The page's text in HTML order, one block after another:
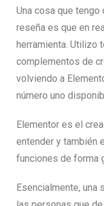
Una cosa que
reseña es que en
herramienta. Utilizo
complementos de
volviendo a
número uno
Elementor es el
entender y también
funciones de forma
Esencialmente,